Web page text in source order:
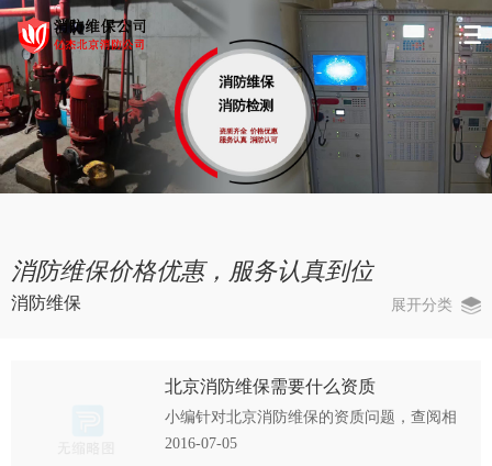
消防维保价格优惠，服务认真到位
消防维保 展开分类
北京消防维保需要什么资质
小编针对北京消防维保的资质问题，查阅相
关资料发现，现行规定《社会消防技术服务
2016-07-05